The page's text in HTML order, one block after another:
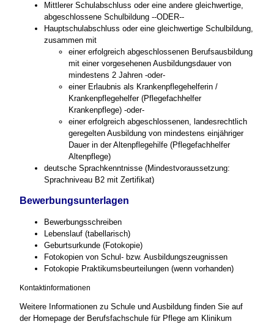
Mittlerer Schulabschluss oder eine andere gleichwertige,
abgeschlossene Schulbildung --ODER--
Hauptschulabschluss oder eine gleichwertige Schulbildung,
zusammen mit
einer erfolgreich abgeschlossenen Berufsausbildung
mit einer vorgesehenen Ausbildungsdauer von
mindestens 2 Jahren -oder-
einer Erlaubnis als Krankenpflegehelferin /
Krankenpflegehelfer (Pflegefachhelfer
Krankenpflege) -oder-
einer erfolgreich abgeschlossenen, landesrechtlich
geregelten Ausbildung von mindestens einjähriger
Dauer in der Altenpflegehilfe (Pflegefachhelfer
Altenpflege)
deutsche Sprachkenntnisse (Mindestvoraussetzung:
Sprachniveau B2 mit Zertifikat)
Bewerbungsunterlagen
Bewerbungsschreiben
Lebenslauf (tabellarisch)
Geburtsurkunde (Fotokopie)
Fotokopien von Schul- bzw. Ausbildungszeugnissen
Fotokopie Praktikumsbeurteilungen (wenn vorhanden)
Kontaktinformationen
Weitere Informationen zu Schule und Ausbildung finden Sie auf
der Homepage der Berufsfachschule für Pflege am Klinikum